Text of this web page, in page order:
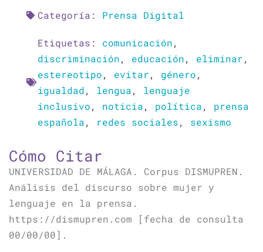
Categoría: Prensa Digital
Etiquetas: comunicación,
discriminación, educación, eliminar,
estereotipo, evitar, género,
igualdad, lengua, lenguaje
inclusivo, noticia, política, prensa
española, redes sociales, sexismo
Cómo Citar
UNIVERSIDAD DE MÁLAGA. Corpus DISMUPREN.
Análisis del discurso sobre mujer y
lenguaje en la prensa.
https://dismupren.com [fecha de consulta
00/00/00].